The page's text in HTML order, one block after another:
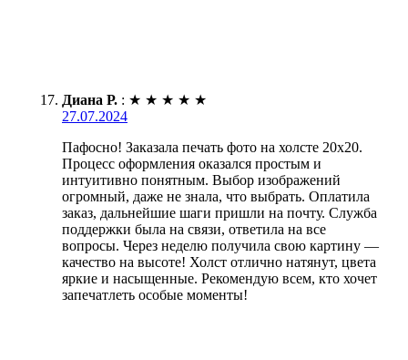
Диана Р. : ★ ★ ★ ★ ★
27.07.2024
Пафосно! Заказала печать фото на холсте 20х20.
Процесс оформления оказался простым и
интуитивно понятным. Выбор изображений
огромный, даже не знала, что выбрать. Оплатила
заказ, дальнейшие шаги пришли на почту. Служба
поддержки была на связи, ответила на все
вопросы. Через неделю получила свою картину —
качество на высоте! Холст отлично натянут, цвета
яркие и насыщенные. Рекомендую всем, кто хочет
запечатлеть особые моменты!